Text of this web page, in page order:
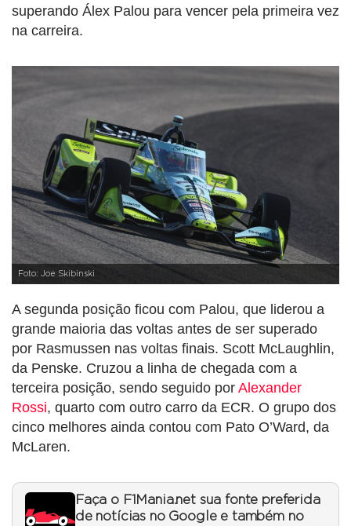
superando Álex Palou para vencer pela primeira vez
na carreira.
Foto: Joe Skibinski
A segunda posição ficou com Palou, que liderou a
grande maioria das voltas antes de ser superado
por Rasmussen nas voltas finais. Scott McLaughlin,
da Penske. Cruzou a linha de chegada com a
terceira posição, sendo seguido por Alexander
Rossi, quarto com outro carro da ECR. O grupo dos
cinco melhores ainda contou com Pato O’Ward, da
McLaren.
Faça o F1Mania.net sua fonte preferida
de notícias no Google e também no